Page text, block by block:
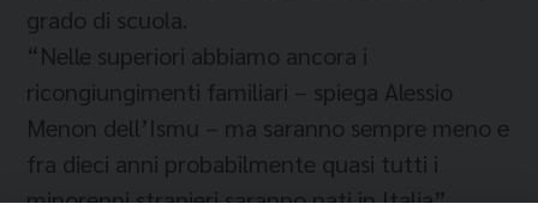
grado di scuola.
“Nelle superiori abbiamo ancora i
ricongiungimenti familiari – spiega Alessio
Menon dell’Ismu – ma saranno sempre meno e
fra dieci anni probabilmente quasi tutti i
minorenni stranieri saranno nati in Italia”.